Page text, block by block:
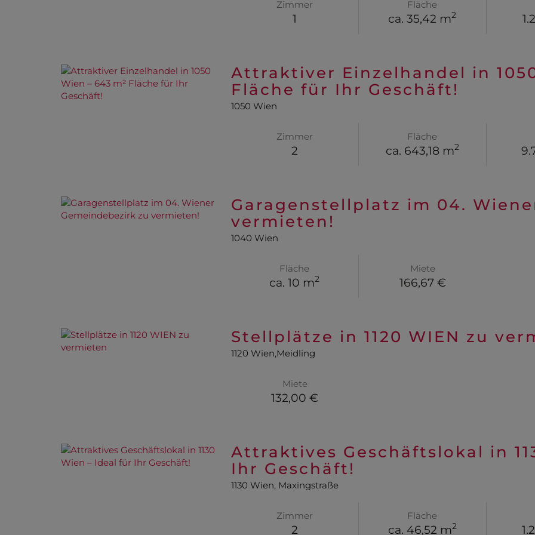
Zimmer
1
Fläche
ca. 35,42 m2
Attraktiver Einzelhandel in
Fläche für Ihr Geschäft!
1050 Wien
Zimmer
2
Fläche
ca. 643,18 m2
Garagenstellplatz im 04.
vermieten!
1040 Wien
Fläche
ca. 10 m2
Miete
166,67 €
Stellplätze in 1120 WIEN zu
1120 Wien,Meidling
Miete
132,00 €
Attraktives Geschäftslokal in
Ihr Geschäft!
1130 Wien, Maxingstraße
Zimmer
2
Fläche
ca. 46,52 m2